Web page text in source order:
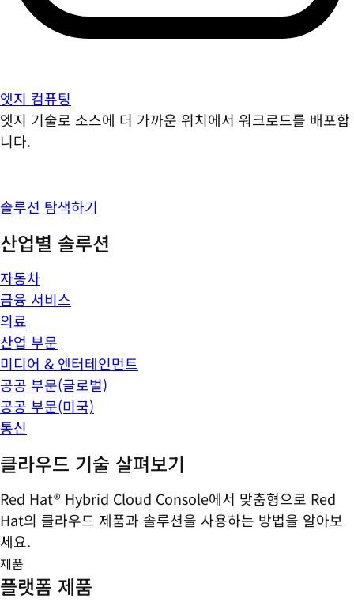
엣지 컴퓨팅
엣지 기술로 소스에 더 가까운 위치에서 워크로드를 배포합
니다.
솔루션 탐색하기
산업별 솔루션
자동차
금융 서비스
의료
산업 부문
미디어 & 엔터테인먼트
공공 부문(글로벌)
공공 부문(미국)
통신
클라우드 기술 살펴보기
Red Hat® Hybrid Cloud Console에서 맞춤형으로 Red
Hat의 클라우드 제품과 솔루션을 사용하는 방법을 알아보
세요.
제품
플랫폼 제품